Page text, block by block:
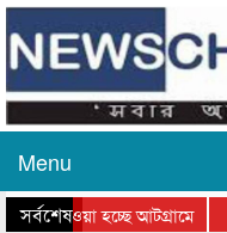
Menu
সর্বশেষ
যাওয়া হচ্ছে আটগ্রামে